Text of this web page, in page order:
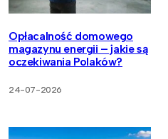
Opłacalność domowego
magazynu energii – jakie są
oczekiwania Polaków?
24-07-2026